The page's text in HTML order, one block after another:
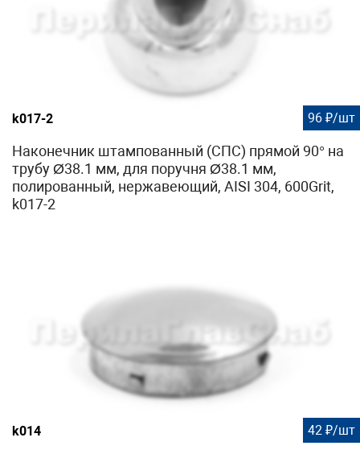
k017-2 96 ₽/шт
Наконечник штампованный (СПС) прямой 90° на
трубу Ø38.1 мм, для поручня Ø38.1 мм,
полированный, нержавеющий, AISI 304, 600Grit,
k017-2
k014 42 ₽/шт